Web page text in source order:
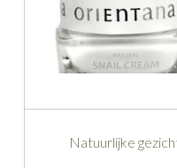
Natuurlijke